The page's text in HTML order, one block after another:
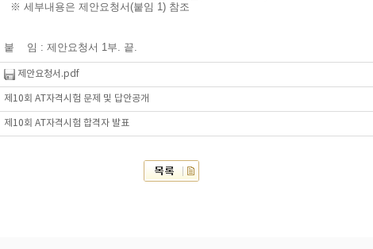
※ 세부내용은 제안요청서(붙임 1) 참조
붙 임 : 제안요청서 1부. 끝.
제안요청서.pdf
제10회 AT자격시험 문제 및 답안공개
제10회 AT자격시험 합격자 발표